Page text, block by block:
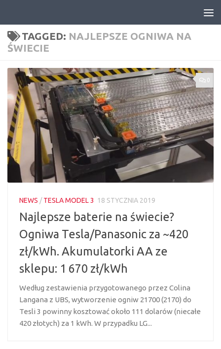
TAGGED: NAJLEPSZE OGNIWA NA
ŚWIECIE
0
NEWS /TESLA MODEL 3 18 STYCZNIA 2019
Najlepsze baterie na świecie?
Ogniwa Tesla/Panasonic za ~420
zł/kWh. Akumulatorki AA ze
sklepu: 1 670 zł/kWh
Według zestawienia przygotowanego przez Colina
Langana z UBS, wytworzenie ogniw 21700 (2170) do
Tesli 3 powinny kosztować około 111 dolarów (niecałe
420 złotych) za 1 kWh. W przypadku LG...